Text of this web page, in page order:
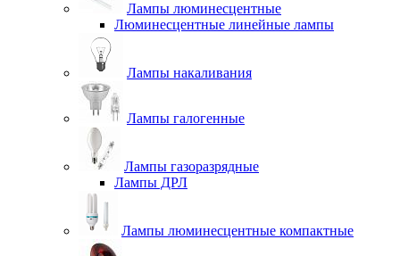
Лампы люминесцентные
Люминесцентные линейные лампы
Лампы накаливания
Лампы галогенные
Лампы газоразрядные
Лампы ДРЛ
Лампы люминесцентные компактные